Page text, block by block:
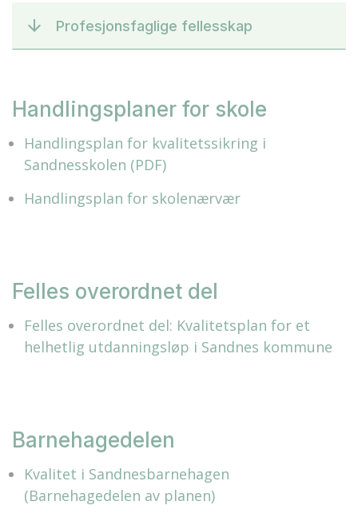
Profesjonsfaglige fellesskap
Handlingsplaner for skole
Handlingsplan for kvalitetssikring i
Sandnesskolen (PDF)
Handlingsplan for skolenærvær
Felles overordnet del
Felles overordnet del: Kvalitetsplan for et
helhetlig utdanningsløp i Sandnes kommune
Barnehagedelen
Kvalitet i Sandnesbarnehagen
(Barnehagedelen av planen)